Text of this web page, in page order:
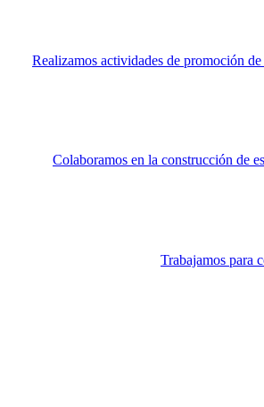
Realizamos actividades de promoción
Colaboramos en la construcción de
Trabajamos para